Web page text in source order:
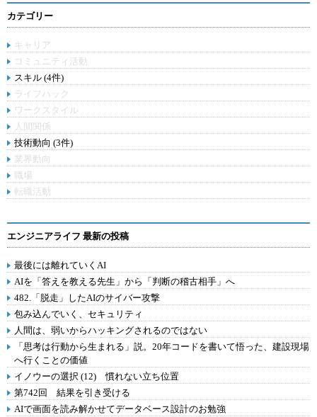
カテゴリー
キャリア
コミュニティ活動
スキル (4件)
ライフハック
ワークスタイル
人間関係
技術動向 (3件)
業界動向
職場
転職活動
エンジニアライフ 最新の投稿
最後には離れていくAI
AIを「答えを教える先生」から「判断の稽古相手」へ
482.「脱走」したAIのサイバー攻撃
包み込んでいく、セキュリティ
人間は、弱いからハッキングされるのではない
「思考は行動から生まれる」説。20年コードを書いて悟った、建設現場
へ行くことの価値
イノウーの選択 (12) 慣れない立ち位置
第742回 結果を引き受ける
AIで画面を読み解かせてデータベース設計のお勉強